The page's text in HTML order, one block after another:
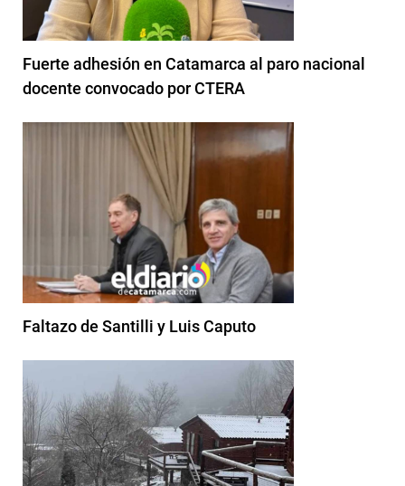
Fuerte adhesión en Catamarca al paro nacional
docente convocado por CTERA
Faltazo de Santilli y Luis Caputo